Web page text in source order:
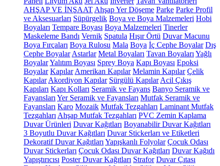
AHŞAP VE İNŞAAT Ahşap Yer Döşeme Parke Parke Profil
ve Aksesuarları Süpürgelik Boya ve Boya Malzemeleri Hobi
Boyaları Tempare Boyası Boya Malzemeleri Tinerler
Maskeleme Bandı Vernik Spatula Hışır Örtü Duvar Macunu
Boya Fırçaları Boya Rulosu Mala Boya İç Cephe Boyalar Dış
Cephe Boyalar Astarlar Metal Boyaları Tavan Boyaları Yağlı
BoyalarYalıtım Boyası Sprey Boya Kapı Boyası Epoksi
Boyalar Kapılar Amerikan Kapılar Melamin Kapılar Çelik
Kapılar Akordiyon Kapılar Sürgülü Kapılar Acil Çıkış
Kapıları Kapı Kolları Seramik ve Fayans Banyo Seramik ve
Fayansları Yer Seramik ve Fayansları Mutfak Seramik ve
Fayansları Karo Mozaik Mutfak Tezgahları Laminant Mutfak
Tezgahları Ahşap Mutfak Tezgahları PVC Zemin Kaplama
Duvar Ürünleri Duvar Kağıtları Boyanabilir Duvar Kağıtları
3 Boyutlu Duvar Kağıtları Duvar Stickerları ve Etiketleri
Dekoratif Duvar Kağıtları Yapışkanlı Folyolar Çocuk Odası
Duvar Stickerları Çocuk Odası Duvar Kağıtları Duvar Kağıdı
Yapıştırıcısı Poster Duvar Kağıtları Strafor Duvar Çıtası